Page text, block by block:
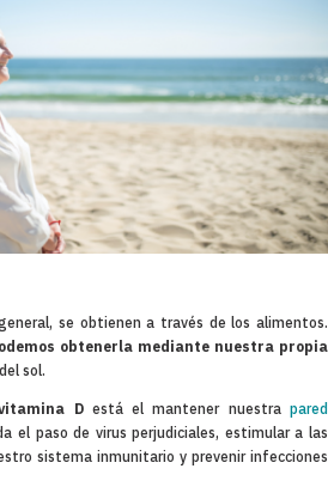
se obtienen a través de los alimentos.
obtenerla mediante nuestra propia
sol.
Destá el mantener nuestrapared
el paso de virus perjudiciales, estimular a las
sistema inmunitario y prevenir infecciones